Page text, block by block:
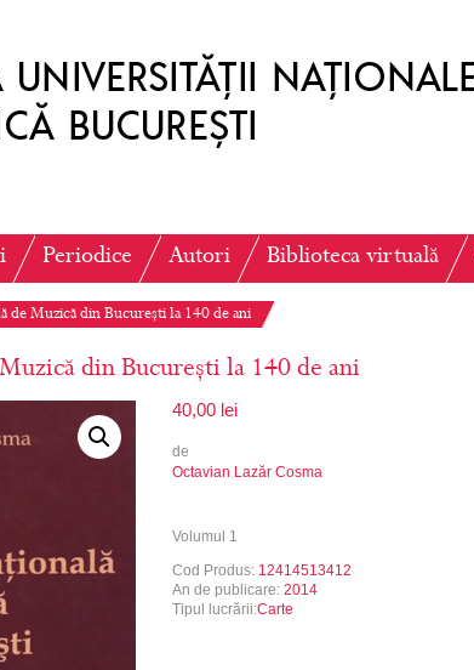
Periodice Autori Biblioteca virtuală
de Muzică din București la 140 de ani
din București la 140 de ani
40,00 lei
de
Octavian Lazăr Cosma
Volumul 1
Cod Produs: 12414513412
An de publicare: 2014
Tipul lucrării:Carte